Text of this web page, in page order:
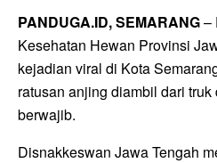
PANDUGA.ID, SEMARANG–
Kesehatan Hewan Provinsi
kejadian viral di Kota
ratusan anjing diambil dari
berwajib.
Disnakkeswan Jawa Tengah